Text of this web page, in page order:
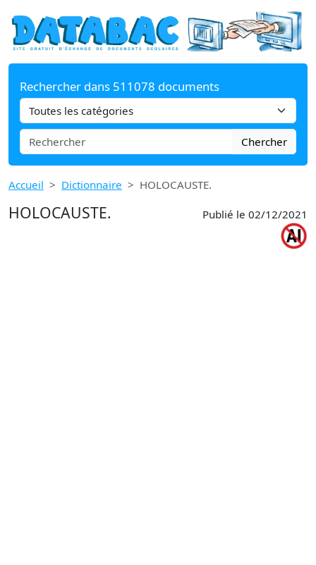
Rechercher dans 511078 documents
Chercher
Accueil Dictionnaire HOLOCAUSTE.
HOLOCAUSTE. Publié le 02/12/2021